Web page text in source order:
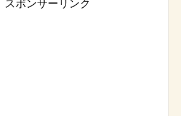
スポンサーリンク